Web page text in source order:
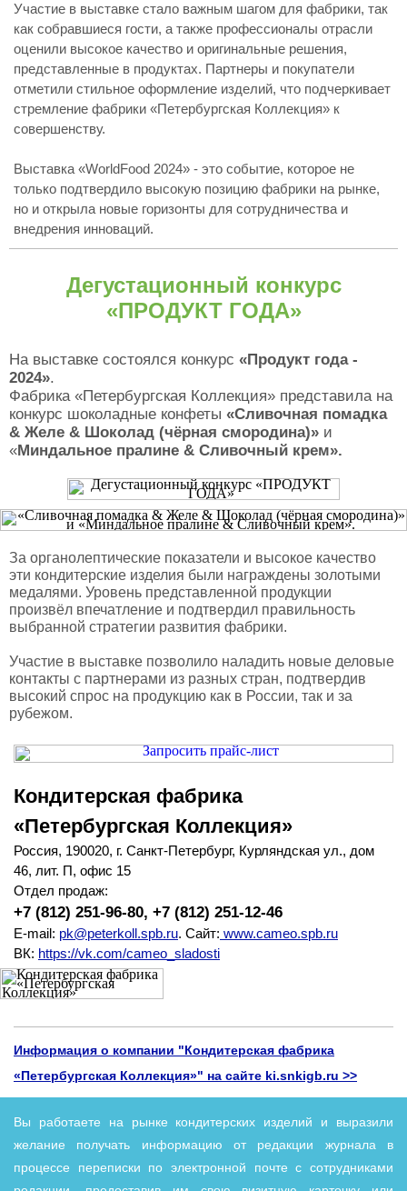
Участие в выставке стало важным шагом для фабрики, так
как собравшиеся гости, а также профессионалы отрасли
оценили высокое качество и оригинальные решения,
представленные в продуктах. Партнеры и покупатели
отметили стильное оформление изделий, что подчеркивает
стремление фабрики «Петербургская Коллекция» к
совершенству.
Выставка «WorldFood 2024» - это событие, которое не
только подтвердило высокую позицию фабрики на рынке,
но и открыла новые горизонты для сотрудничества и
внедрения инноваций.
Дегустационный конкурс
«ПРОДУКТ ГОДА»
На выставке состоялся конкурс «Продукт года -
2024».
Фабрика «Петербургская Коллекция» представила на
конкурс шоколадные конфеты «Сливочная помадка
& Желе & Шоколад (чёрная смородина)» и
«Миндальное пралине & Сливочный крем».
За органолептические показатели и высокое качество
эти кондитерские изделия были награждены золотыми
медалями. Уровень представленной продукции
произвёл впечатление и подтвердил правильность
выбранной стратегии развития фабрики.
Участие в выставке позволило наладить новые деловые
контакты с партнерами из разных стран, подтвердив
высокий спрос на продукцию как в России, так и за
рубежом.
Кондитерская фабрика
«Петербургская Коллекция»
Россия, 190020, г. Санкт-Петербург, Курляндская ул., дом
46, лит. П, офис 15
Отдел продаж:
+7 (812) 251-96-80, +7 (812) 251-12-46
E-mail: pk@peterkoll.spb.ru. Сайт: www.cameo.spb.ru
ВК: https://vk.com/cameo_sladosti
Информация о компании "Кондитерская фабрика
«Петербургская Коллекция»" на сайте ki.snkigb.ru >>
Вы работаете на рынке кондитерских изделий и выразили
желание получать информацию от редакции журнала в
процессе переписки по электронной почте с сотрудниками